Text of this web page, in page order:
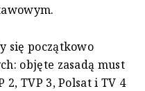
się początkowo
objęte zasadą must
TVP 3, Polsat i TV 4